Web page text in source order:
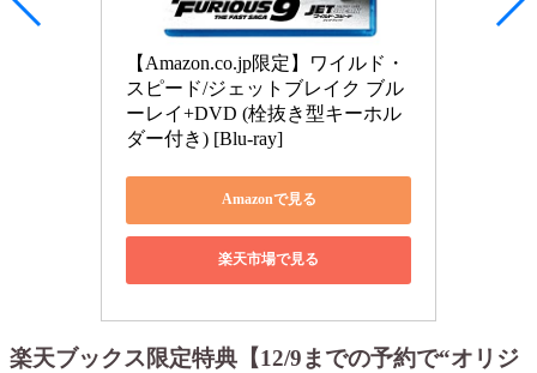
【Amazon.co.jp限定】ワイルド・
スピード/ジェットブレイク ブル
ーレイ+DVD (栓抜き型キーホル
ダー付き) [Blu-ray]
Amazonで見る
楽天市場で見る
楽天ブックス限定特典【12/9までの予約で“オリジ